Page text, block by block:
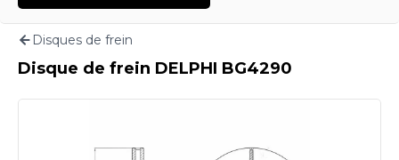
Disques de frein
Disque de frein DELPHI BG4290